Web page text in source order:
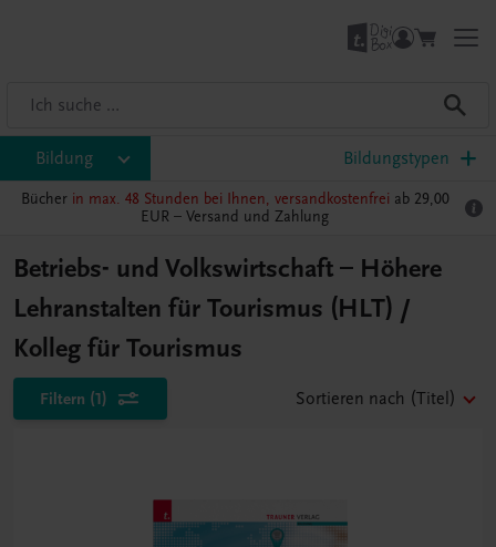
Bildung Bildungstypen
Bücher in max. 48 Stunden bei Ihnen, versandkostenfrei ab 29,00
EUR – Versand und Zahlung
Betriebs- und Volkswirtschaft – Höhere
Lehranstalten für Tourismus (HLT) /
Kolleg für Tourismus
Filtern (1) Sortieren nach (Titel)